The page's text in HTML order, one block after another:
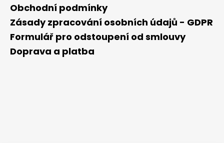
Obchodní podmínky
Zásady zpracování osobních údajů - GDPR
Formulář pro odstoupení od smlouvy
Doprava a platba